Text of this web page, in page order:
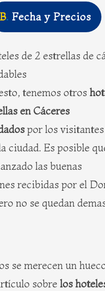
B. Fecha y Precios
de 2 estrellas de
tenemos otros
en Cáceres
por los
ciudad. Es posible
las buenas
recibidas por el
no se quedan
se merecen un
sobre los